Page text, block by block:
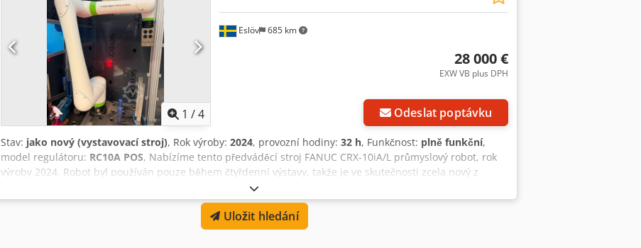
1 /4
Eslöv 685 km
28 000 €
EXW VB plus DPH
Odeslat poptávku
Stav: jako nový (vystavovací stroj), Rok výroby: 2024, provozní hodiny: 32 h, Funkčnost: plně funkční,
model regulátoru: RC10A POS, Nabízíme tento předváděcí stroj FANUC CRX-10iA/L průmyslový robot, rok
výroby 2024. Robot byl používán pouze během čtyřdenní výstavy, takže je ve skutečnosti zcela nový z
výroby. Sériové číslo: YS76252-003 Typ řídicí jednotky: RC10A POS Dsdpfx Abex Upikjkokr Rozsah
napájecího napětí: 100-120 / 200-240 V Máte-li jakékoli dotazy nebo potřebujete-li další informace,
neváhejte nás kontaktovat telefonicky nebo e-mailem.Uložit hledání